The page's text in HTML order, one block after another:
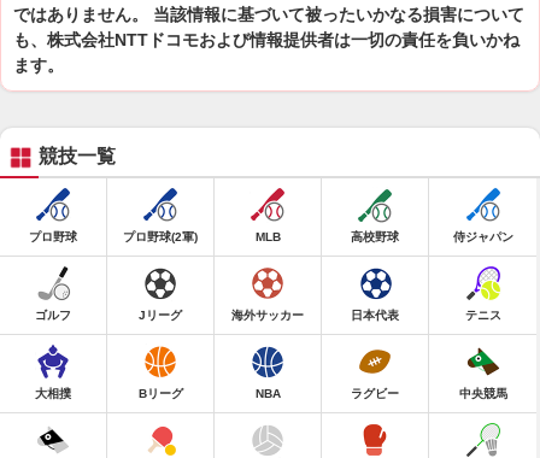
ではありません。 当該情報に基づいて被ったいかなる損害について
も、株式会社NTTドコモおよび情報提供者は一切の責任を負いかね
ます。
競技一覧
プロ野球 プロ野球(2軍) MLB 高校野球 侍ジャパン
ゴルフ Jリーグ 海外サッカー 日本代表 テニス
大相撲 Bリーグ NBA ラグビー 中央競馬